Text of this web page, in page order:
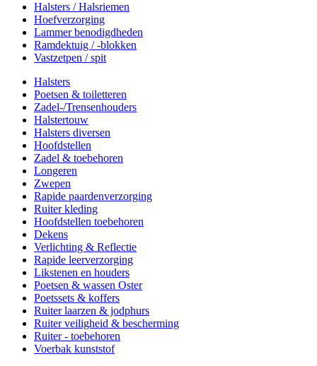
Halsters / Halsriemen
Hoefverzorging
Lammer benodigdheden
Ramdektuig / -blokken
Vastzetpen / spit
Halsters
Poetsen & toiletteren
Zadel-/Trensenhouders
Halstertouw
Halsters diversen
Hoofdstellen
Zadel & toebehoren
Longeren
Zwepen
Rapide paardenverzorging
Ruiter kleding
Hoofdstellen toebehoren
Dekens
Verlichting & Reflectie
Rapide leerverzorging
Likstenen en houders
Poetsen & wassen Oster
Poetssets & koffers
Ruiter laarzen & jodphurs
Ruiter veiligheid & bescherming
Ruiter - toebehoren
Voerbak kunststof